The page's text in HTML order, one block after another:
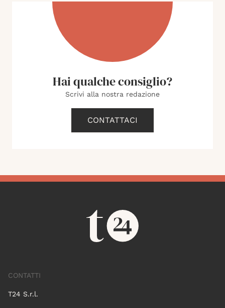
Hai qualche consiglio?
Scrivi alla nostra redazione
CONTATTACI
CONTATTI
T24 S.r.l.